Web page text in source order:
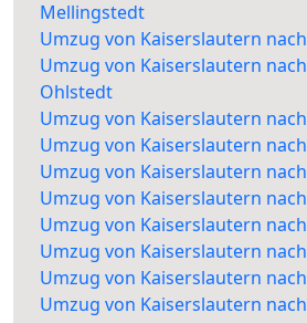
Mellingstedt
Umzug von Kaiserslautern
Umzug von Kaiserslautern
Ohlstedt
Umzug von Kaiserslautern
Umzug von Kaiserslautern
Umzug von Kaiserslautern
Umzug von Kaiserslautern
Umzug von Kaiserslautern
Umzug von Kaiserslautern
Umzug von Kaiserslautern
Umzug von Kaiserslautern